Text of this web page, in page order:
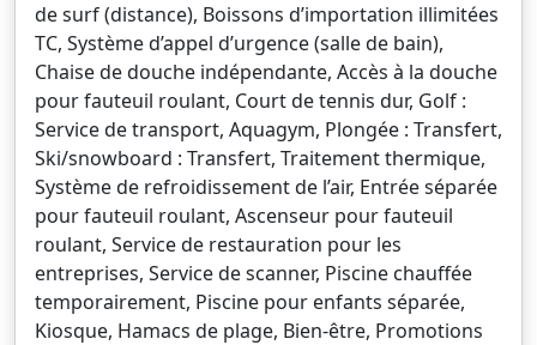
de surf (distance), Boissons d’importation illimitées
TC, Système d’appel d’urgence (salle de bain),
Chaise de douche indépendante, Accès à la douche
pour fauteuil roulant, Court de tennis dur, Golf :
Service de transport, Aquagym, Plongée : Transfert,
Ski/snowboard : Transfert, Traitement thermique,
Système de refroidissement de l’air, Entrée séparée
pour fauteuil roulant, Ascenseur pour fauteuil
roulant, Service de restauration pour les
entreprises, Service de scanner, Piscine chauffée
temporairement, Piscine pour enfants séparée,
Kiosque, Hamacs de plage, Bien-être, Promotions